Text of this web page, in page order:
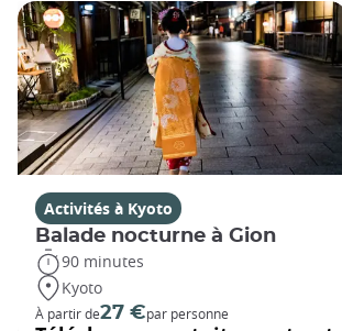
Activités à Kyoto
Balade nocturne à Gion
90 minutes
Kyoto
À partir de27 €par personne